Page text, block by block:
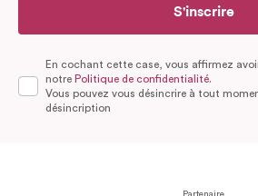
S'inscrire
En cochant cette case, vous affirmez
notre Politique de confidentialité.
Vous pouvez vous désincrire à tout
désincription
Partenaire